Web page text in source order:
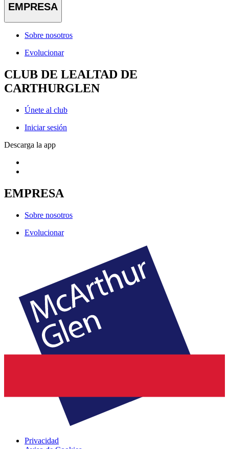
EMPRESA
Sobre nosotros
Evolucionar
CLUB DE LEALTAD DE
CARTHURGLEN
Únete al club
Iniciar sesión
Descarga la app
EMPRESA
Sobre nosotros
Evolucionar
Privacidad